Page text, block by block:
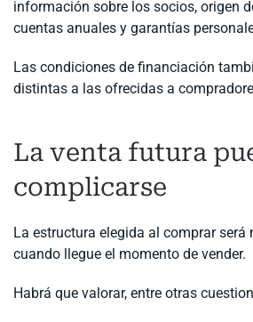
información sobre los socios, origen
cuentas anuales y garantías
Las condiciones de financiación
distintas a las ofrecidas a
La venta futura
complicarse
La estructura elegida al comprar será
cuando llegue el momento de vender.
Habrá que valorar, entre otras